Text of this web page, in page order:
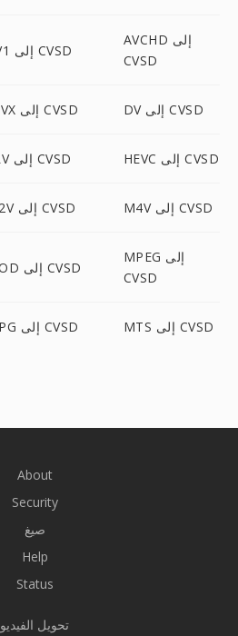
AV1 إلى CVSD
AVCHD إلى
CVSD
DIVX إلى CVSD DV إلى CVSD
FLV إلى CVSD HEVC إلى CVSD
M2V إلى CVSD M4V إلى CVSD
MOD إلى CVSD
MPEG إلى
CVSD
MPG إلى CVSD MTS إلى CVSD
About
Security
صيغ
Help
Status
تحويل الفيديو